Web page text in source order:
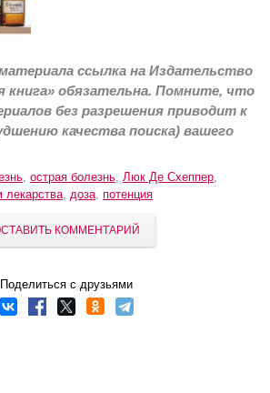
ссылка на Издательство
книга» обязательна. Помните, что
без разрешения приводит к
качества поиска) вашего
, острая болезнь, Люк Де Схеппер,
лекарства, доза, потенция
КОММЕНТАРИЙ
Поделиться с друзьями